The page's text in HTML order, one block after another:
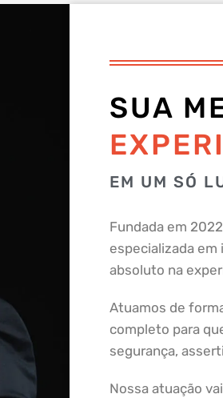
SUA
EM UM SÓ
Fundada em
especializada
absoluto na
Atuamos de
completo para
segurança,
Nossa atuação